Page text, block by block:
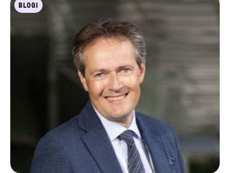
BLOGI